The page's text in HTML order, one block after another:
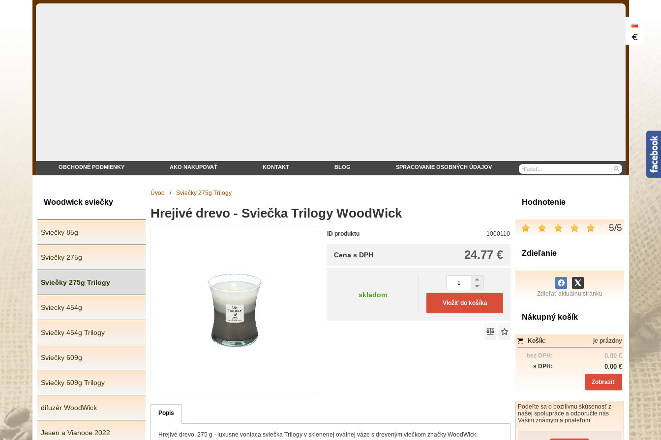
OBCHODNÉ PODMIENKY AKO NAKUPOVAŤ KONTAKT BLOG SPRACOVANIE OSOBNÝCH ÚDAJOV
Woodwick sviečky
Sviečky 85g
Sviečky 275g
Sviečky 275g Trilogy
Sviecky 454g
Sviečky 454g Trilogy
Sviečky 609g
Sviečky 609g Trilogy
difuzér WoodWick
Jesen a Vianoce 2022
Hodnotenie
5/5
Zdieľanie
Zdieľať aktuálnu stránku
Nákupný košík
Košík: je prázdny
bez DPH: 0.00 €
s DPH: 0.00 €
Zobraziť
Podeľte sa o pozitívnu skúsenosť z
našej spolupráce a odporučte nás
Vašim známym a priateľom:
Úvod / Sviečky 275g Trilogy
Hrejivé drevo - Sviečka Trilogy WoodWick
ID produktu 1000110
24.77 €
Cena s DPH
skladom
Vložiť do košíka
Popis
Hrejivé drevo, 275 g - luxusne voniaca sviečka Trilogy v sklenenej oválnej váze s dreveným viečkom značky WoodWick.